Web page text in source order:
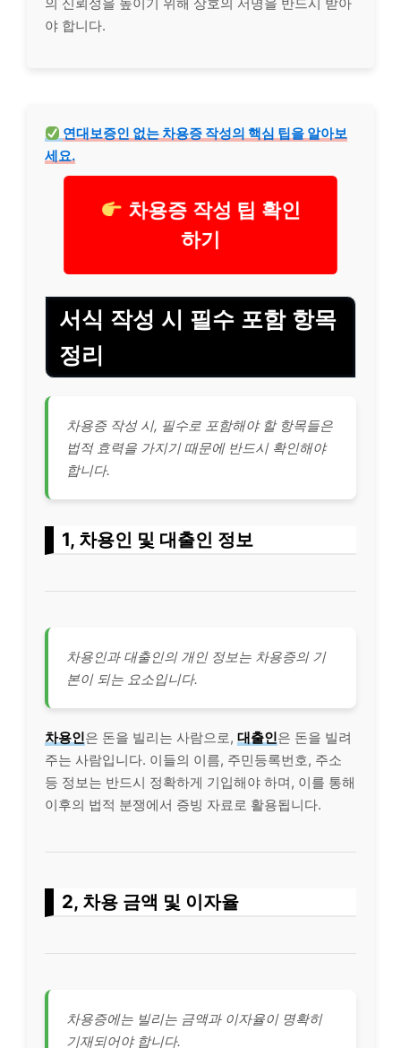
야 합니다.
연대보증인 없는 차용증 작성의 핵심 팁을 알아보
세요.
차용증 작성 팁 확인
하기
서식 작성 시 필수 포함 항목
정리
차용증 작성 시, 필수로 포함해야 할 항목들은
법적 효력을 가지기 때문에 반드시 확인해야
합니다.
1, 차용인 및 대출인 정보
차용인과 대출인의 개인 정보는 차용증의 기
본이 되는 요소입니다.
차용인은 돈을 빌리는 사람으로, 대출인은 돈을 빌려
주는 사람입니다. 이들의 이름, 주민등록번호, 주소
등 정보는 반드시 정확하게 기입해야 하며, 이를 통해
이후의 법적 분쟁에서 증빙 자료로 활용됩니다.
2, 차용 금액 및 이자율
차용증에는 빌리는 금액과 이자율이 명확히
기재되어야 합니다.